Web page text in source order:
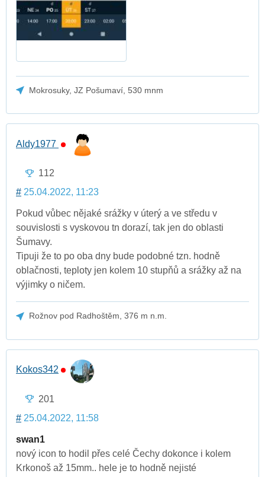
Mokrosuky, JZ Pošumaví, 530 mnm
Aldy1977
112
# 25.04.2022, 11:23
Pokud vůbec nějaké srážky v úterý a ve středu v
souvislosti s vyskovou tn dorazí, tak jen do oblasti
Šumavy.
Tipuji že to po oba dny bude podobné tzn. hodně
oblačnosti, teploty jen kolem 10 stupňů a srážky až na
výjimky o ničem.
Rožnov pod Radhoštěm, 376 m n.m.
Kokos342
201
# 25.04.2022, 11:58
swan1
nový icon to hodil přes celé Čechy dokonce i kolem
Krkonoš až 15mm.. hele je to hodně nejisté